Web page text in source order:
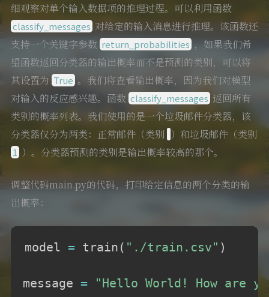
细观察对单个输入数据项的推理过程。可以利用函数
classify_messages对给定的输入消息进行推理。该函数还
支持一个关键字参数 return_probabilities，如果我们希
望函数返回分类器的输出概率而不是预测的类别，可以将
其设置为 True。我们将查看输出概率，因为我们对模型
对输入的反应感兴趣。函数 classify_messages返回所有
类别的概率列表。我们使用的是一个垃圾邮件分类器，该
分类器仅分为两类：正常邮件（类别 ）和垃圾邮件（类别
1 ）。分类器预测的类别是输出概率较高的那个。
调整代码main.py的代码，打印给定信息的两个分类的输
出概率：
model = train ( "./train.csv" )
message = "Hello World! How are